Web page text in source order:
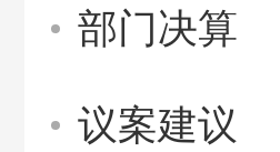
部门决算
议案建议